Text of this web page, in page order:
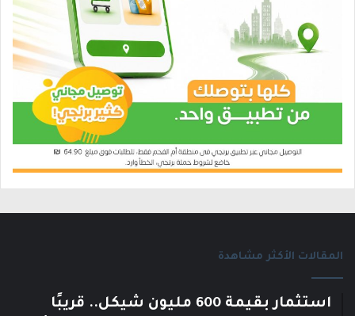
المقالات الأكثر مشاهدة
استثمار بقيمة 600 مليون شيكل.. قريبًا